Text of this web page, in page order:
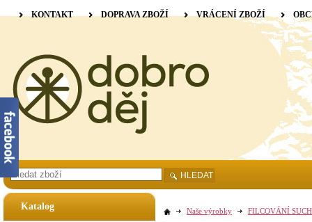
Katalog Naše výrobky FILCOVÁNÍ
KONTAKT DOPRAVA ZBOŽÍ VRÁCENÍ ZBOŽÍ
HLEDAT